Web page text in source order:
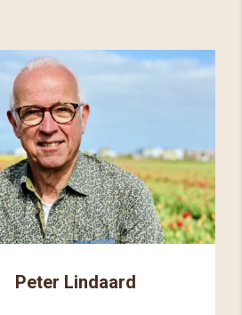
Peter Lindaard